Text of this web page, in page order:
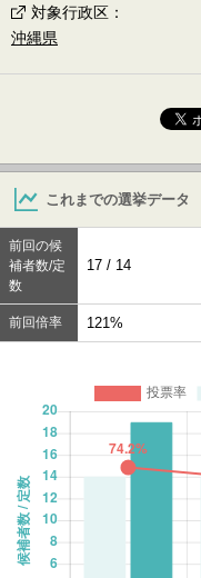
対象行政区 ：
沖縄県
これまでの選挙データ
前回の候
補者数/定
数
17 / 14
前回倍率 121%